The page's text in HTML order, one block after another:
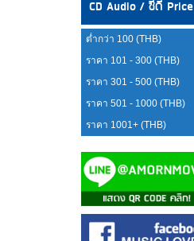
CD Audio / ซีดี Price
ต่ำกว่า 100 (THB)
ราคา 101 - 300 (THB)
ราคา 301 - 500 (THB)
ราคา 501 - 1000 (THB)
ราคา 1001+ (THB)